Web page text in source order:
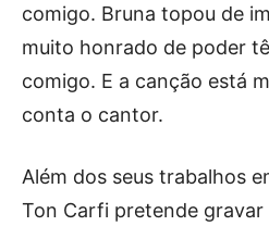
comigo. Bruna topou de
muito honrado de poder
comigo. E a canção está
conta o cantor.
Além dos seus trabalhos
Ton Carfi pretende gravar